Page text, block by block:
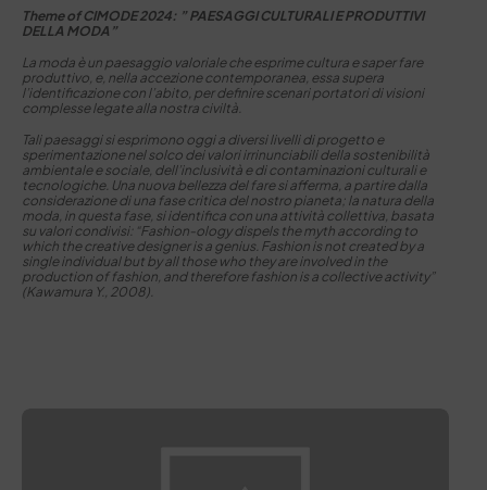
Theme of CIMODE 2024: ” PAESAGGI CULTURALI E PRODUTTIVI
DELLA MODA”
La moda è un paesaggio valoriale che esprime cultura e saper fare
produttivo, e, nella accezione contemporanea, essa supera
l’identificazione con l’abito, per definire scenari portatori di visioni
complesse legate alla nostra civiltà.
Tali paesaggi si esprimono oggi a diversi livelli di progetto e
sperimentazione nel solco dei valori irrinunciabili della sostenibilità
ambientale e sociale, dell’inclusività e di contaminazioni culturali e
tecnologiche. Una nuova bellezza del fare si afferma, a partire dalla
considerazione di una fase critica del nostro pianeta; la natura della
moda, in questa fase, si identifica con una attività collettiva, basata
su valori condivisi: “Fashion-ology dispels the myth according to
which the creative designer is a genius. Fashion is not created by a
single individual but by all those who they are involved in the
production of fashion, and therefore fashion is a collective activity”
(Kawamura Y., 2008).